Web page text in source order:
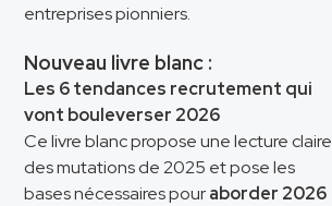
entreprises pionniers.
Nouveau livre blanc :
Les 6 tendances recrutement qui
vont bouleverser 2026
Ce livre blanc propose une lecture claire
des mutations de 2025 et pose les
bases nécessaires pouraborder 2026